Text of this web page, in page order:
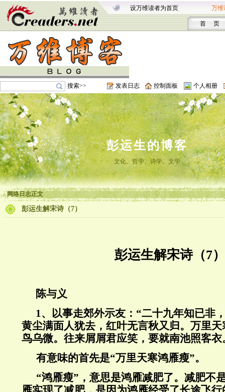
设万维读者为首页 万维
首 页
搜索>> 发表日志 控制面板 个人相册
彭运生的博客
文化、哲学、诗学、文学
网络日志正文
彭运生解宋诗（7）
彭运生解宋诗（7）
陈与义
1、 以事走郊外示友：“二十九年知已非
黄尘满面人犹去，红叶无言秋又归。万里
鸟乌微。往来屑屑君应笑，要就南池照客衣
有意味的首先是“万里天寒鸿雁瘦”。
“鸿雁瘦”，意思是鸿雁减肥了。减肥不